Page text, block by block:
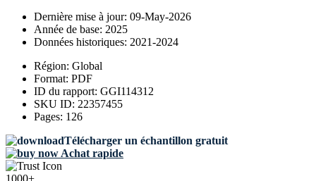
Dernière mise à jour: 09-May-2026
Année de base: 2025
Données historiques: 2021-2024
Région: Global
Format: PDF
ID du rapport: GGI114312
SKU ID: 22357455
Pages: 126
Télécharger un échantillon gratuit
Achat rapide